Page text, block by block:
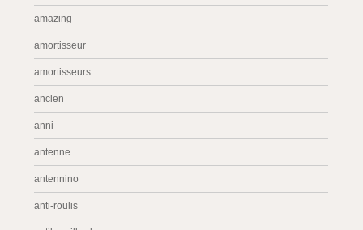
amazing
amortisseur
amortisseurs
ancien
anni
antenne
antennino
anti-roulis